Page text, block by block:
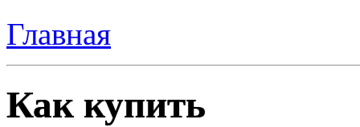
Главная
Как купить